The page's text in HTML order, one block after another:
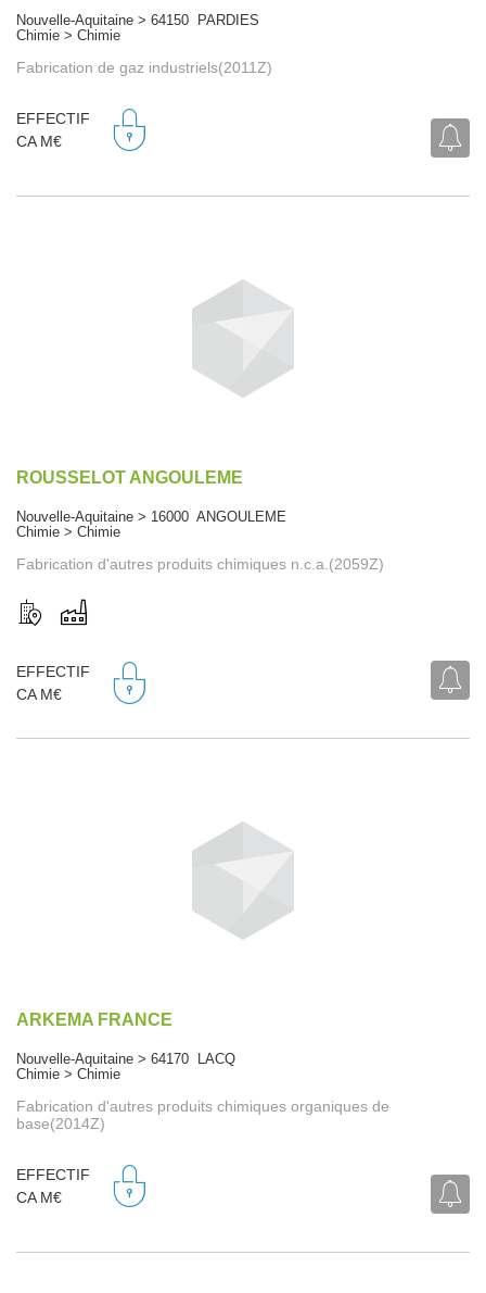
Nouvelle-Aquitaine > 64150 PARDIES
Chimie > Chimie
Fabrication de gaz industriels(2011Z)
EFFECTIF
CA M€
ROUSSELOT ANGOULEME
Nouvelle-Aquitaine > 16000 ANGOULEME
Chimie > Chimie
Fabrication d'autres produits chimiques n.c.a.(2059Z)
EFFECTIF
CA M€
ARKEMA FRANCE
Nouvelle-Aquitaine > 64170 LACQ
Chimie > Chimie
Fabrication d'autres produits chimiques organiques de
base(2014Z)
EFFECTIF
CA M€